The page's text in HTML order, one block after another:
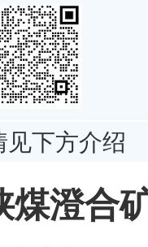
下方介绍
煤澄合